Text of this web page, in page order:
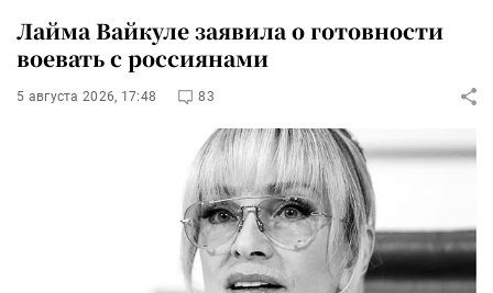
Лайма Вайкуле заявила о готовности
воевать с россиянами
5 августа 2026, 17:48 83